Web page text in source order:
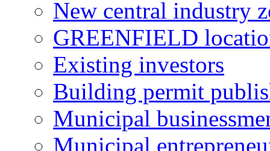
New central industry
GREENFIELD
Existing investors
Building permit
Municipal
Municipal